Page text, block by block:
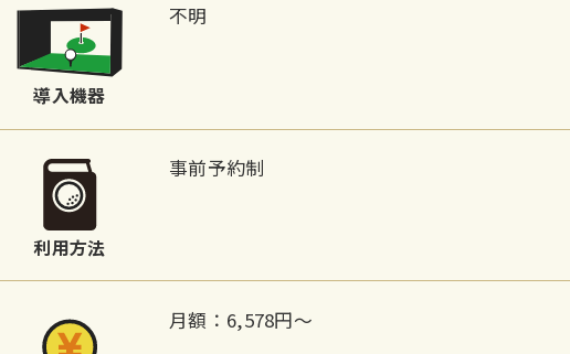
導入機器
不明
利用方法
事前予約制
月額：6,578円〜